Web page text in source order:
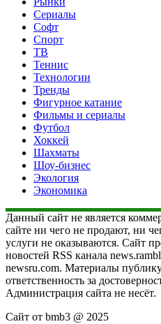
Сериалы
Софт
Спорт
ТВ
Теннис
Технологии
Тренды
Фигурное катание
Фильмы и сериалы
Футбол
Хоккей
Шахматы
Шоу-бизнес
Экология
Экономика
Данный сайт не является
сайте ни чего не продают, ни
услуги не оказываются. Сайт
новостей RSS канала
newsru.com. Материалы
ответственность за
Администрация сайта не несёт.
Сайт от bmb3 @ 2025